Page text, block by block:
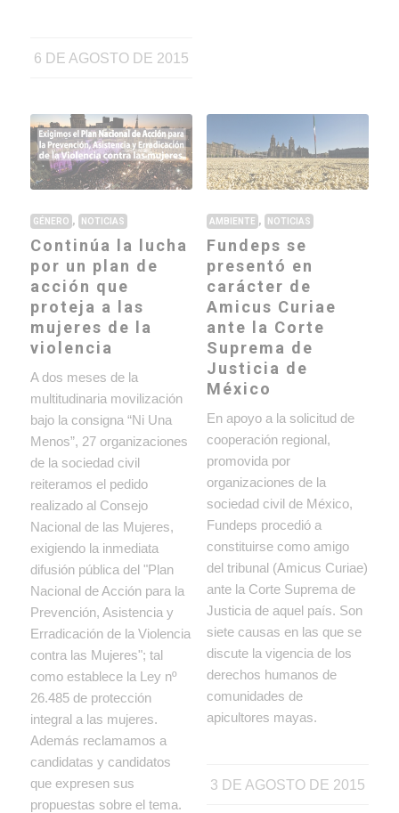
6 DE AGOSTO DE 2015
GÉNERO , NOTICIAS
Continúa la lucha
por un plan de
acción que
proteja a las
mujeres de la
violencia
A dos meses de la
multitudinaria movilización
bajo la consigna “Ni Una
Menos”, 27 organizaciones
de la sociedad civil
reiteramos el pedido
realizado al Consejo
Nacional de las Mujeres,
exigiendo la inmediata
difusión pública del "Plan
Nacional de Acción para la
Prevención, Asistencia y
Erradicación de la Violencia
contra las Mujeres"; tal
como establece la Ley nº
26.485 de protección
integral a las mujeres.
Además reclamamos a
candidatas y candidatos
que expresen sus
propuestas sobre el tema.
AMBIENTE , NOTICIAS
Fundeps se
presentó en
carácter de
Amicus Curiae
ante la Corte
Suprema de
Justicia de
México
En apoyo a la solicitud de
cooperación regional,
promovida por
organizaciones de la
sociedad civil de México,
Fundeps procedió a
constituirse como amigo
del tribunal (Amicus Curiae)
ante la Corte Suprema de
Justicia de aquel país. Son
siete causas en las que se
discute la vigencia de los
derechos humanos de
comunidades de
apicultores mayas.
3 DE AGOSTO DE 2015